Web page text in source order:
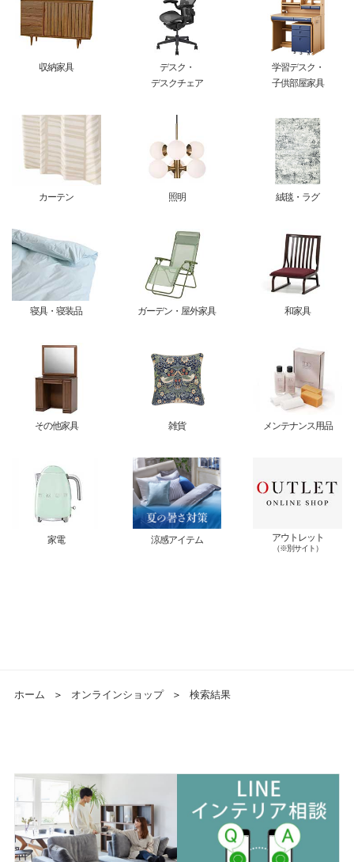
収納家具
デスク・
デスクチェア
学習デスク・
子供部屋家具
カーテン 照明 絨毯・ラグ
寝具・寝装品 ガーデン・屋外家具 和家具
その他家具 雑貨 メンテナンス用品
家電 涼感アイテム アウトレット
（※別サイト）
ホーム ＞ オンラインショップ ＞ 検索結果